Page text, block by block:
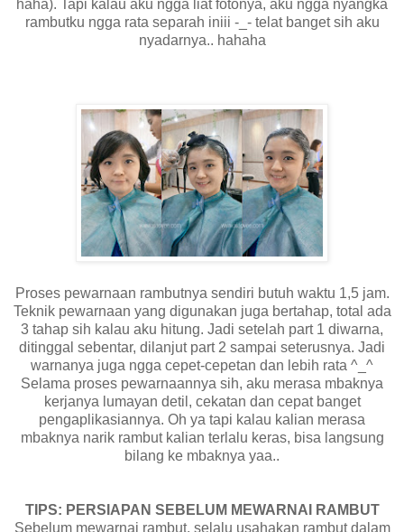
haha). Tapi kalau aku ngga liat fotonya, aku ngga nyangka
rambutku ngga rata separah iniii -_- telat banget sih aku
nyadarnya.. hahaha
Proses pewarnaan rambutnya sendiri butuh waktu 1,5 jam.
Teknik pewarnaan yang digunakan juga bertahap, total ada
3 tahap sih kalau aku hitung. Jadi setelah part 1 diwarna,
ditinggal sebentar, dilanjut part 2 sampai seterusnya. Jadi
warnanya juga ngga cepet-cepetan dan lebih rata ^_^
Selama proses pewarnaannya sih, aku merasa mbaknya
kerjanya lumayan detil, cekatan dan cepat banget
pengaplikasiannya. Oh ya tapi kalau kalian merasa
mbaknya narik rambut kalian terlalu keras, bisa langsung
bilang ke mbaknya yaa..
TIPS: PERSIAPAN SEBELUM MEWARNAI RAMBUT
Sebelum mewarnai rambut, selalu usahakan rambut dalam